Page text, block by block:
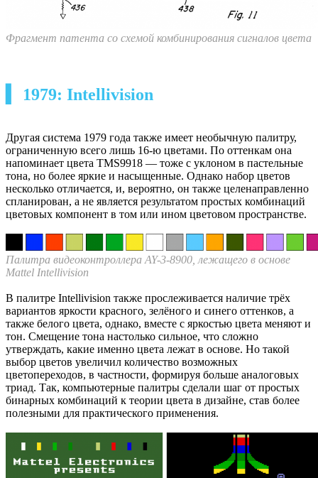
Фрагмент патента со схемой комбинирования сигналов цвета
▍ 1979: Intellivision
Другая система 1979 года также имеет необычную палитру,
ограниченную всего лишь 16-ю цветами. По оттенкам она
напоминает цвета TMS9918 — тоже с уклоном в пастельные
тона, но более яркие и насыщенные. Однако набор цветов
несколько отличается, и, вероятно, он также целенаправленно
спланирован, а не является результатом простых комбинаций
цветовых компонент в том или ином цветовом пространстве.
Палитра видеоконтроллера AY-3-8900, лежащего в основе
Mattel Intellivision
В палитре Intellivision также прослеживается наличие трёх
вариантов яркости красного, зелёного и синего оттенков, а
также белого цвета, однако, вместе с яркостью цвета меняют и
тон. Смещение тона настолько сильное, что сложно
утверждать, какие именно цвета лежат в основе. Но такой
выбор цветов увеличил количество возможных
цветопереходов, в частности, формируя больше аналоговых
триад. Так, компьютерные палитры сделали шаг от простых
бинарных комбинаций к теории цвета в дизайне, став более
полезными для практического применения.